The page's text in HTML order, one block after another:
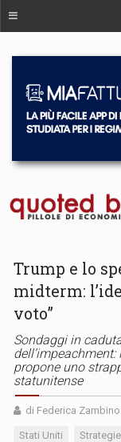
Trump e lo
midterm:
voto”
Sondaggi in
propone uno
statunitense
di Federica Zambino
Stati Uniti